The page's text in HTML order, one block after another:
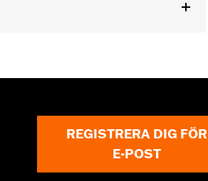
REGISTRERA DIG FÖR
E-POST